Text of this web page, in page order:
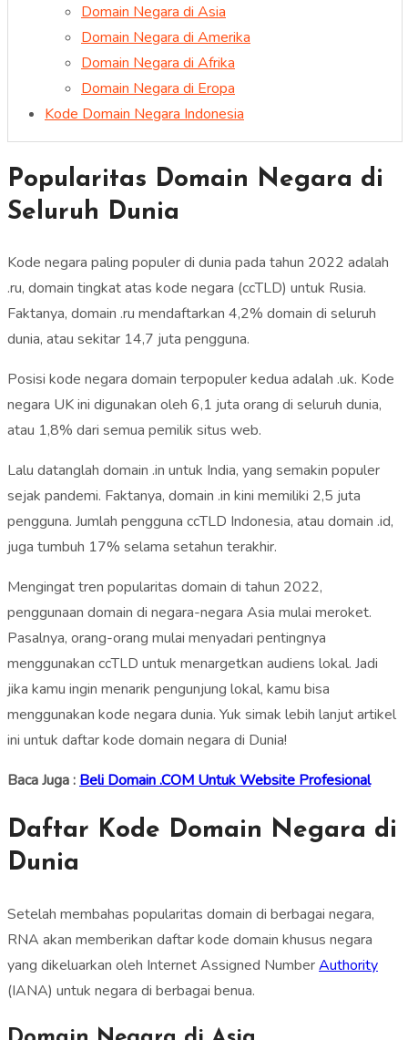
Domain Negara di Asia
Domain Negara di Amerika
Domain Negara di Afrika
Domain Negara di Eropa
Kode Domain Negara Indonesia
Popularitas Domain Negara di
Seluruh Dunia
Kode negara paling populer di dunia pada tahun 2022 adalah
.ru, domain tingkat atas kode negara (ccTLD) untuk Rusia.
Faktanya, domain .ru mendaftarkan 4,2% domain di seluruh
dunia, atau sekitar 14,7 juta pengguna.
Posisi kode negara domain terpopuler kedua adalah .uk. Kode
negara UK ini digunakan oleh 6,1 juta orang di seluruh dunia,
atau 1,8% dari semua pemilik situs web.
Lalu datanglah domain .in untuk India, yang semakin populer
sejak pandemi. Faktanya, domain .in kini memiliki 2,5 juta
pengguna. Jumlah pengguna ccTLD Indonesia, atau domain .id,
juga tumbuh 17% selama setahun terakhir.
Mengingat tren popularitas domain di tahun 2022,
penggunaan domain di negara-negara Asia mulai meroket.
Pasalnya, orang-orang mulai menyadari pentingnya
menggunakan ccTLD untuk menargetkan audiens lokal. Jadi
jika kamu ingin menarik pengunjung lokal, kamu bisa
menggunakan kode negara dunia. Yuk simak lebih lanjut artikel
ini untuk daftar kode domain negara di Dunia!
Baca Juga : Beli Domain .COM Untuk Website Profesional
Daftar Kode Domain Negara di
Dunia
Setelah membahas popularitas domain di berbagai negara,
RNA akan memberikan daftar kode domain khusus negara
yang dikeluarkan oleh Internet Assigned NumberAuthority
(IANA) untuk negara di berbagai benua.